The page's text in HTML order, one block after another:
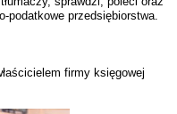
podatkowe przedsiębiorstwa.
firmy księgowej